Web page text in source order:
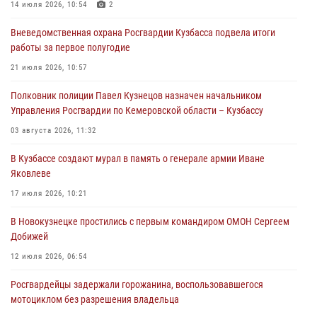
06 августа 2026, 10:19
Росгвардейцы задержали предполагаемого виновника причинения
ножевого ранения кемеровчанину
06 августа 2026, 09:18
Росгвардейцы задержали мужчину, повредившего имущество
горожанки
06 августа 2026, 08:17
Росгвардейцы пресекли противоправные действия и защитили
новокузнечанку от агрессивного знакомого
06 августа 2026, 07:16
14 июля 2026, 10:54 2
Вневедомственная охрана Росгвардии Кузбасса подвела итоги
работы за первое полугодие
21 июля 2026, 10:57
Полковник полиции Павел Кузнецов назначен начальником
Управления Росгвардии по Кемеровской области – Кузбассу
03 августа 2026, 11:32
В Кузбассе создают мурал в память о генерале армии Иване
Яковлеве
17 июля 2026, 10:21
В Новокузнецке простились с первым командиром ОМОН Сергеем
Добижей
12 июля 2026, 06:54
Росгвардейцы задержали горожанина, воспользовавшегося
мотоциклом без разрешения владельца